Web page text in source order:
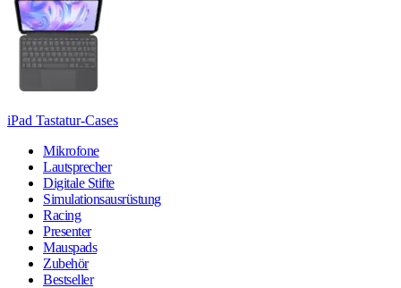
iPad Tastatur-Cases
Mikrofone
Lautsprecher
Digitale Stifte
Simulationsausrüstung
Racing
Presenter
Mauspads
Zubehör
Bestseller